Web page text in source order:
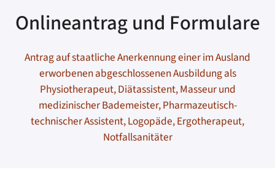
Onlineantrag und Formulare
Antrag auf staatliche Anerkennung einer im Ausland
erworbenen abgeschlossenen Ausbildung als
Physiotherapeut, Diätassistent, Masseur und
medizinischer Bademeister, Pharmazeutisch-
technischer Assistent, Logopäde, Ergotherapeut,
Notfallsanitäter